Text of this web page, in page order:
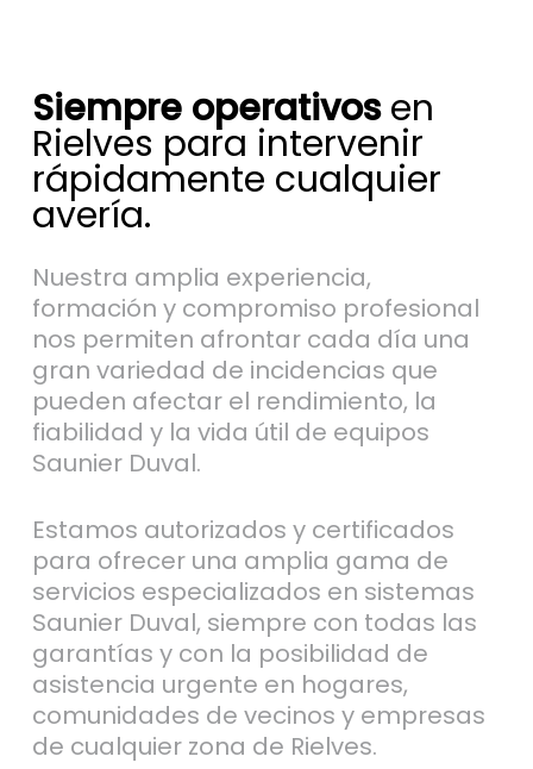
Siempre operativosen
Rielves para intervenir
rápidamente cualquier
avería.
Nuestra amplia experiencia,
formación y compromiso profesional
nos permiten afrontar cada día una
gran variedad de incidencias que
pueden afectar el rendimiento, la
fiabilidad y la vida útil de equipos
Saunier Duval.
Estamos autorizados y certificados
para ofrecer una amplia gama de
servicios especializados en sistemas
Saunier Duval, siempre con todas las
garantías y con la posibilidad de
asistencia urgente en hogares,
comunidades de vecinos y empresas
de cualquier zona de Rielves.